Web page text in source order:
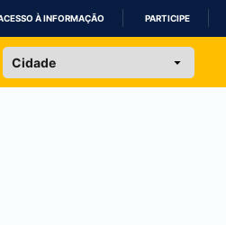
À INFORMAÇÃO PARTICIPE